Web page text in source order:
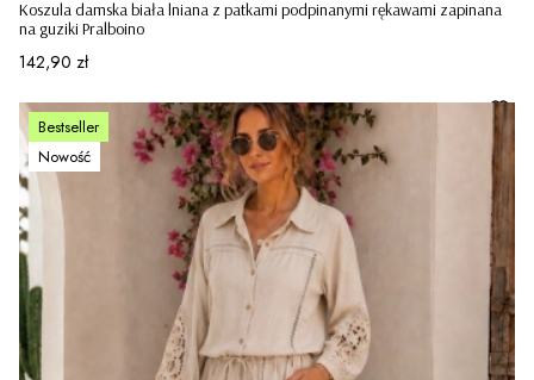
Koszula damska biała lniana z patkami podpinanymi rękawami zapinana
na guziki Pralboino
Cena
142,90 zł
Bestseller
Nowość